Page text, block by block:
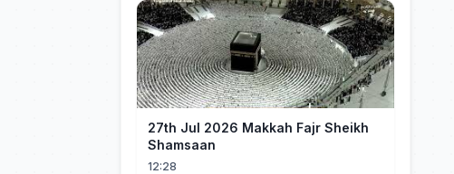
27th Jul 2026 Makkah Fajr Sheikh
Shamsaan
12:28